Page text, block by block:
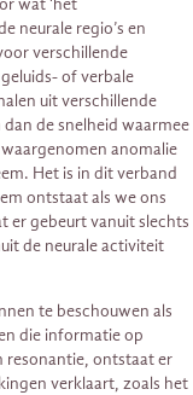
neurale regio’s en
verschillende
of verbale
uit verschillende
de snelheid waarmee
anomalie
Het is in dit verband
ontstaat als we ons
er gebeurt vanuit slechts
de neurale activiteit
te beschouwen als
die informatie op
resonantie, ontstaat er
verklaart, zoals het